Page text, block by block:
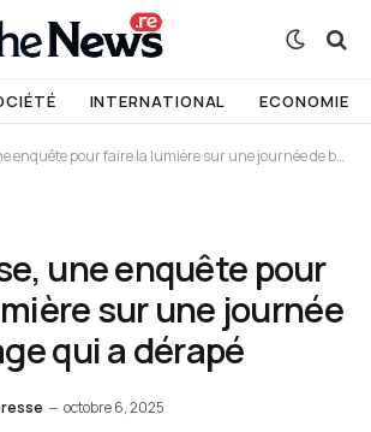
INTERNATIONAL ECONOMIE
pour faire la lumière sur une journée de bizutage qui a dérapé
une enquête pour
sur une journée
qui a dérapé
octobre 6, 2025